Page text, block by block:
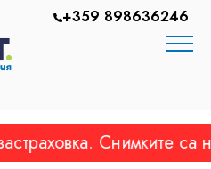
+359 898636246
Снимките са на